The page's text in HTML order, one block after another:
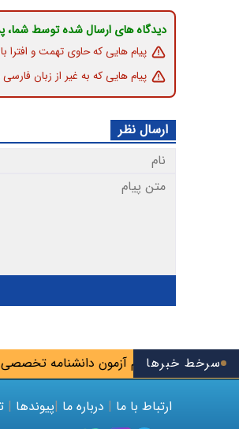
سرخط خبرها
فرصت ثبت‌نام آزمون دانشنامه تخصصی
دیدگاه های ارسال شده توسط شما،
پیام هایی که حاوی تهمت و افترا
پیام هایی که به غیر از زبان
ارسال نظر
ارتباط با ما | درباره ما |پیوندها |